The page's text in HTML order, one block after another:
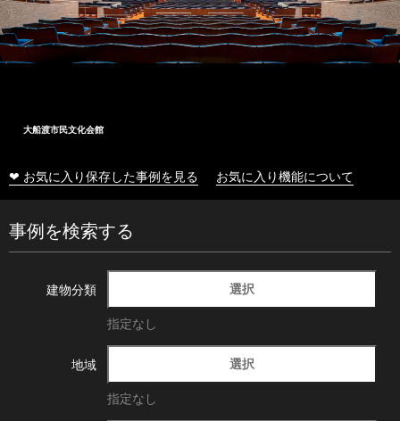
大船渡市民文化会館
❤ お気に入り保存した事例を見る お気に入り機能について
事例を検索する
建物分類 選択
指定なし
地域 選択
指定なし